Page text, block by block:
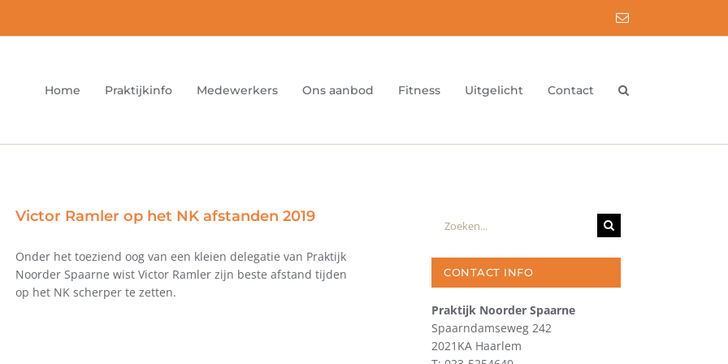
E-
Home Praktijkinfo Medewerkers Ons aanbod Fitness Uitgelicht Contact
Victor Ramler op het NK afstanden 2019
Onder het toeziend oog van een kleien delegatie van Praktijk
Noorder Spaarne wist Victor Ramler zijn beste afstand tijden
op het NK scherper te zetten.
Zoeken
CONTACT INFO
Praktijk Noorder Spaarne
Spaarndamseweg 242
2021KA Haarlem